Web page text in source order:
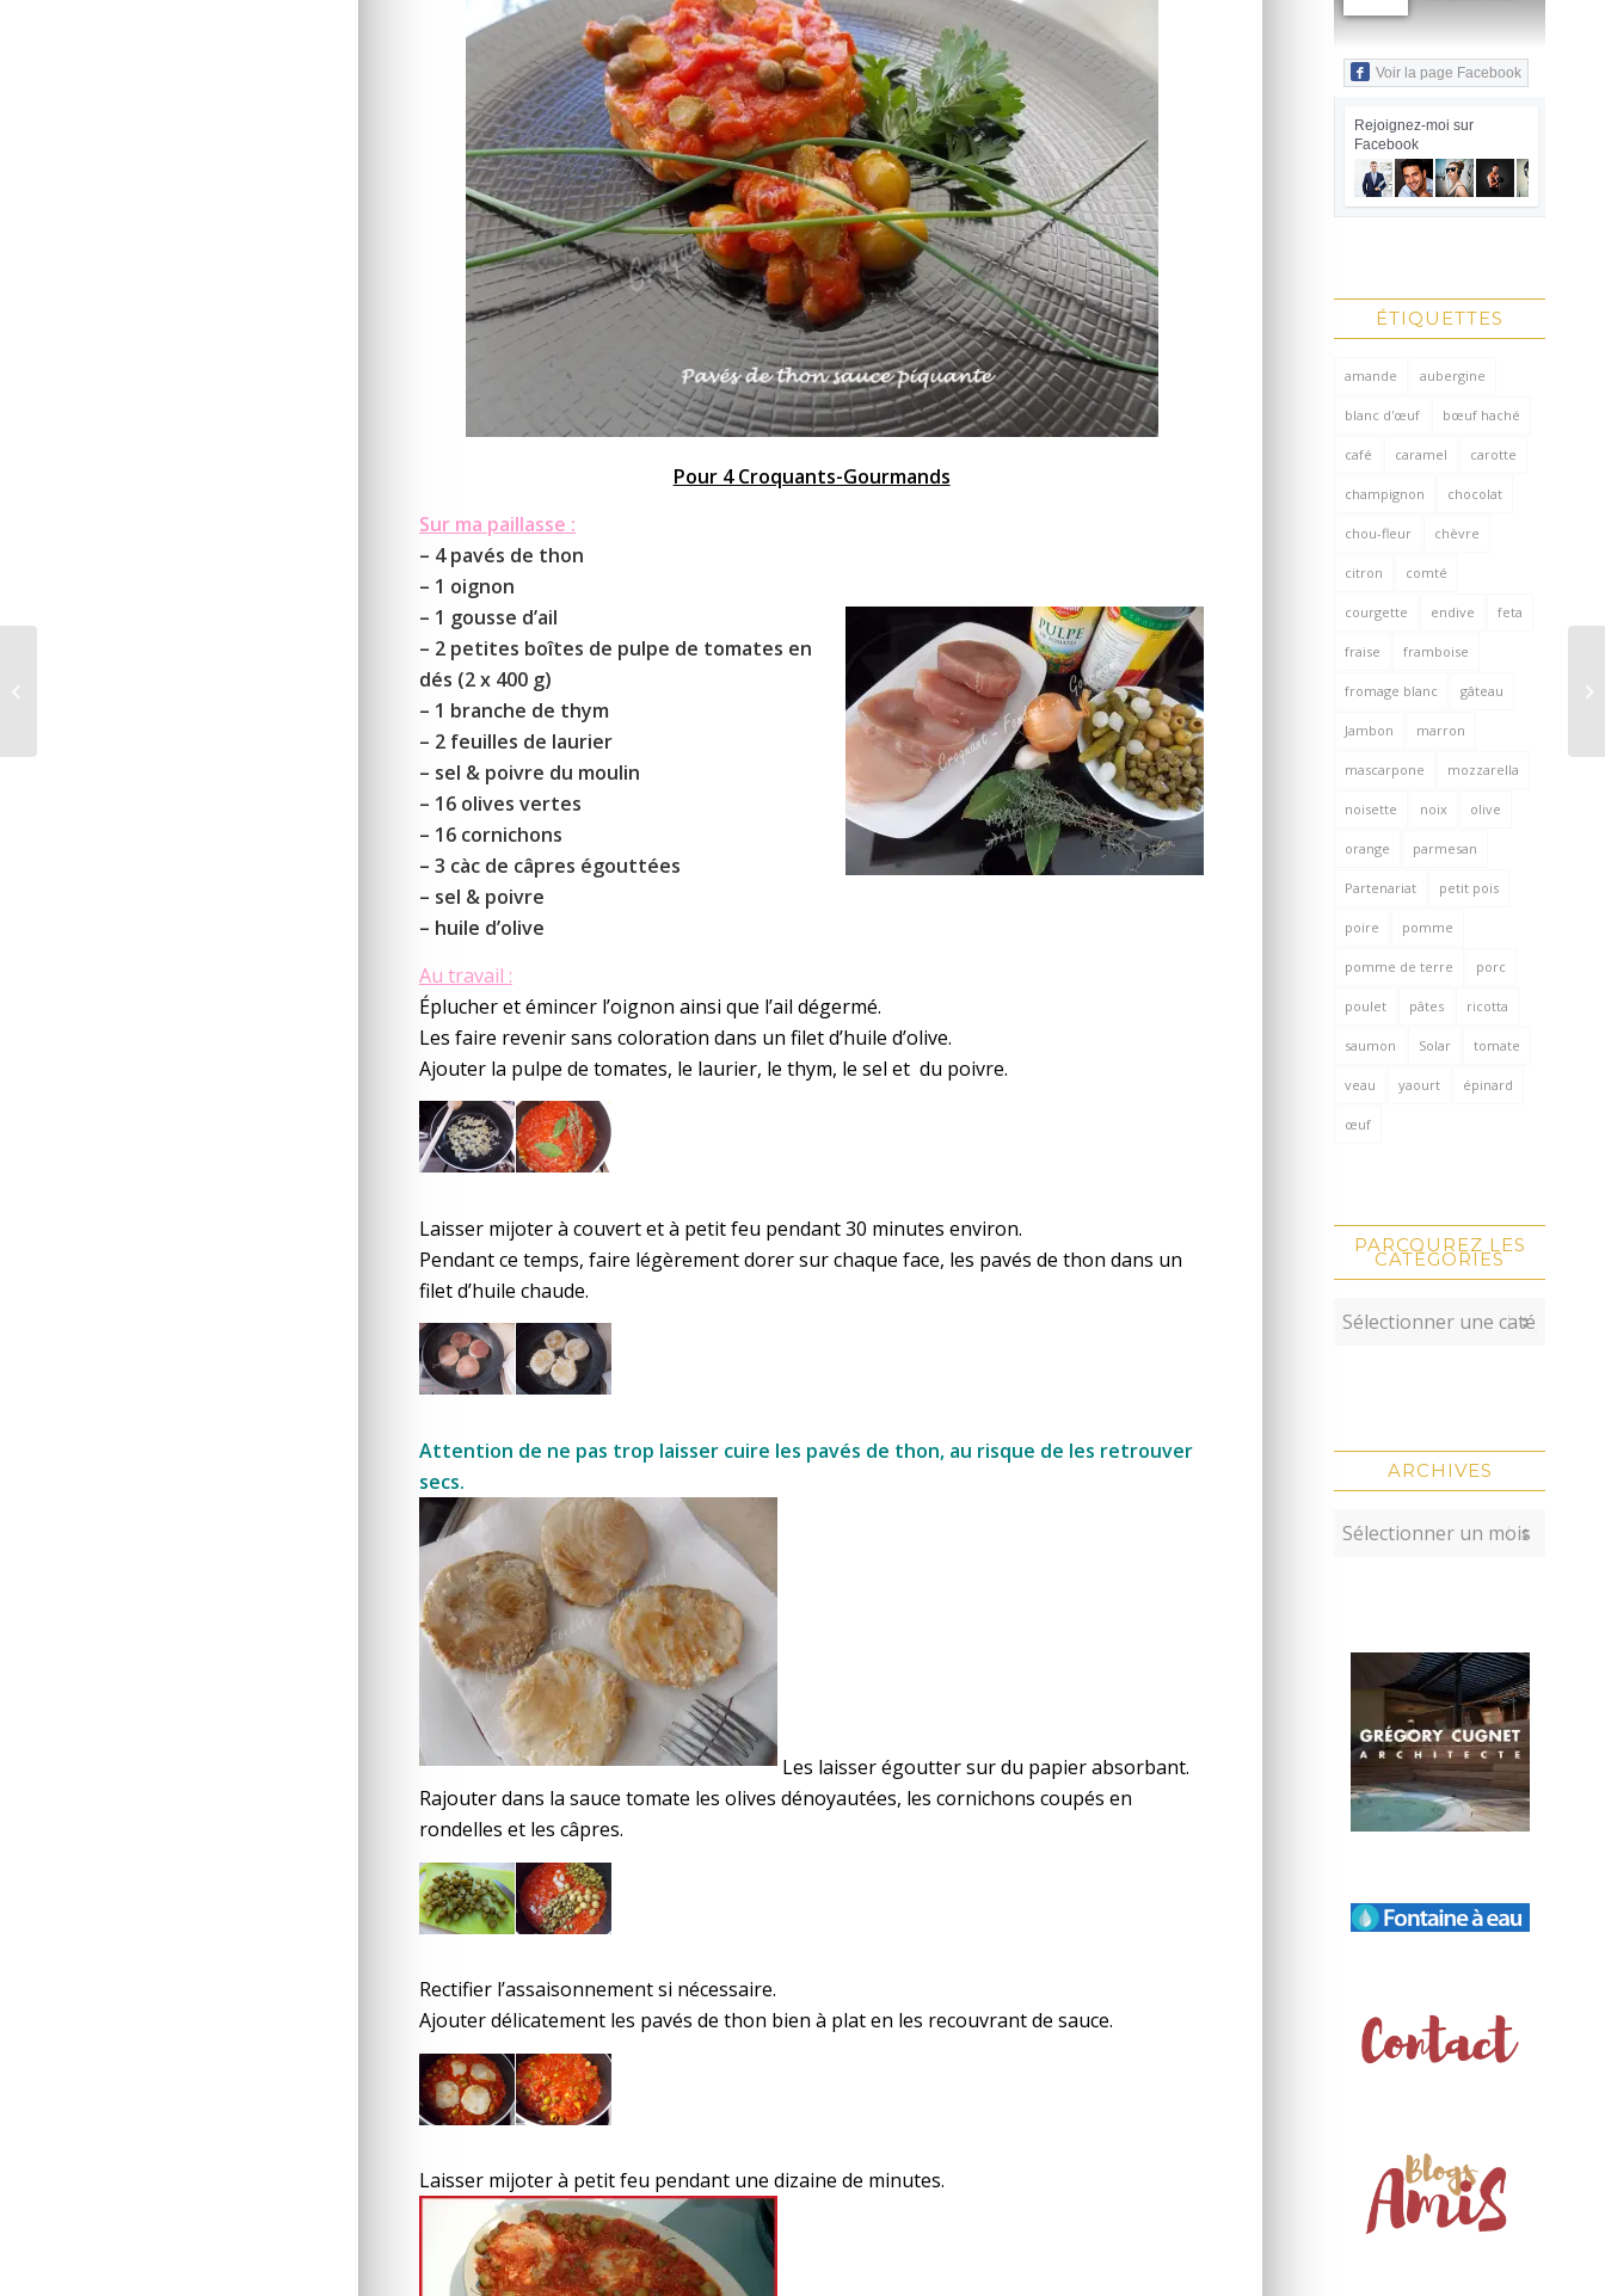
Pour 4 Croquants-Gourmands
Sur ma paillasse :
– 4 pavés de thon
– 1 oignon
– 1 gousse d’ail
– 2 petites boîtes de pulpe de tomates en
dés (2 x 400 g)
– 1 branche de thym
– 2 feuilles de laurier
– sel & poivre du moulin
– 16 olives vertes
– 16 cornichons
– 3 càc de câpres égouttées
– sel & poivre
– huile d’olive
Au travail :
Éplucher et émincer l’oignon ainsi que l’ail dégermé.
Les faire revenir sans coloration dans un filet d’huile d’olive.
Ajouter la pulpe de tomates, le laurier, le thym, le sel et du poivre.
Laisser mijoter à couvert et à petit feu pendant 30 minutes environ.
Pendant ce temps, faire légèrement dorer sur chaque face, les pavés de thon dans un
filet d’huile chaude.
Attention de ne pas trop laisser cuire les pavés de thon, au risque de les retrouver
secs.
Les laisser égoutter sur du papier absorbant.
Rajouter dans la sauce tomate les olives dénoyautées, les cornichons coupés en
rondelles et les câpres.
Rectifier l’assaisonnement si nécessaire.
Ajouter délicatement les pavés de thon bien à plat en les recouvrant de sauce.
Laisser mijoter à petit feu pendant une dizaine de minutes.
Voir la page Facebook
Rejoignez-moi sur
Facebook
ÉTIQUETTES
amande aubergine
blanc d'œuf bœuf haché
café caramel carotte
champignon chocolat
chou-fleur chèvre
citron comté
courgette endive feta
fraise framboise
fromage blanc gâteau
Jambon marron
mascarpone mozzarella
noisette noix olive
orange parmesan
Partenariat petit pois
poire pomme
pomme de terre porc
poulet pâtes ricotta
saumon Solar tomate
veau yaourt épinard
œuf
PARCOUREZ LES
CATÉGORIES
ARCHIVES